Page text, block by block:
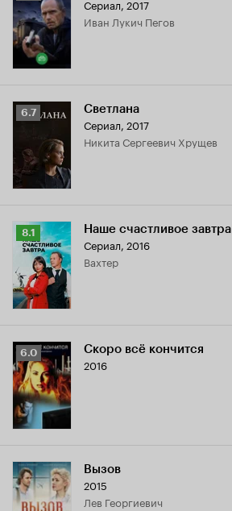
Кинопоиска
6.3
Сериал, 2017
Иван Лукич Пегов
Рейтинг
6.7 Светлана
Сериал, 2017
Никита Сергеевич Хрущев
Рейтинг
Кинопоиска
8.1
8.1 Наше счастливое завтра
Сериал, 2016
вахтер
Рейтинг
Кинопоиска
6.0
6.0 Скоро всё кончится
2016
Вызов
2015
Лев Георгиевич